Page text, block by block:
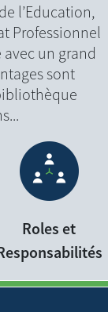
l’Education,
Professionnel
un grand
sont
Roles et